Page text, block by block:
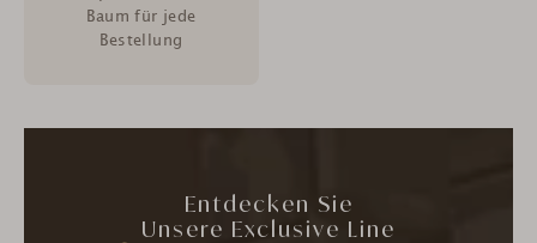
Baum für jede
Bestellung
Entdecken Sie
Unsere Exclusive Line